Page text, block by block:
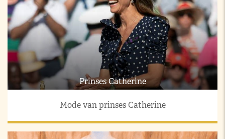
Prinses Catherine
Mode van prinses Catherine